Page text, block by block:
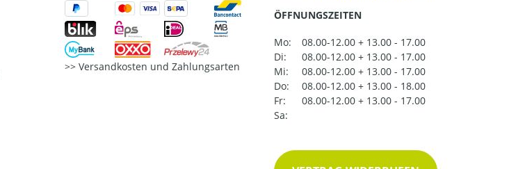
Versandkosten und Zahlungsarten
ÖFFNUNGSZEITEN
Mo:
08.00-12.00 + 13.00 - 17.00
Di:
08.00-12.00 + 13.00 - 17.00
Mi:
08.00-12.00 + 13.00 - 17.00
Do:
08.00-12.00 + 13.00 - 18.00
Fr:
08.00-12.00 + 13.00 - 17.00
Sa: